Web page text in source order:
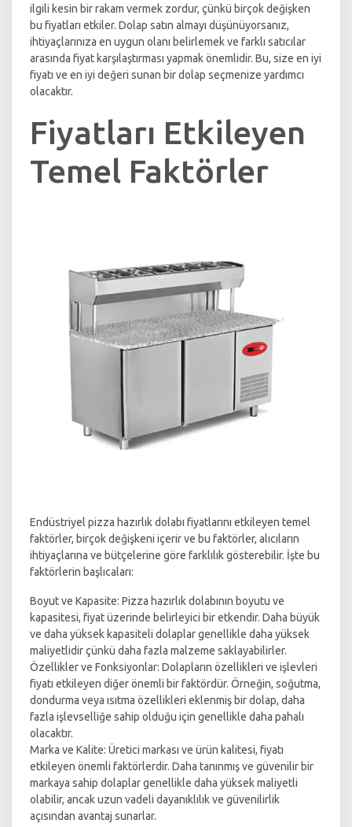
ilgili kesin bir rakam vermek zordur, çünkü birçok değişken
bu fiyatları etkiler. Dolap satın almayı düşünüyorsanız,
ihtiyaçlarınıza en uygun olanı belirlemek ve farklı satıcılar
arasında fiyat karşılaştırması yapmak önemlidir. Bu, size en iyi
fiyatı ve en iyi değeri sunan bir dolap seçmenize yardımcı
olacaktır.
Fiyatları Etkileyen
Temel Faktörler
Endüstriyel pizza hazırlık dolabı fiyatlarını etkileyen temel
faktörler, birçok değişkeni içerir ve bu faktörler, alıcıların
ihtiyaçlarına ve bütçelerine göre farklılık gösterebilir. İşte bu
faktörlerin başlıcaları:
Boyut ve Kapasite: Pizza hazırlık dolabının boyutu ve
kapasitesi, fiyat üzerinde belirleyici bir etkendir. Daha büyük
ve daha yüksek kapasiteli dolaplar genellikle daha yüksek
maliyetlidir çünkü daha fazla malzeme saklayabilirler.
Özellikler ve Fonksiyonlar: Dolapların özellikleri ve işlevleri
fiyatı etkileyen diğer önemli bir faktördür. Örneğin, soğutma,
dondurma veya ısıtma özellikleri eklenmiş bir dolap, daha
fazla işlevselliğe sahip olduğu için genellikle daha pahalı
olacaktır.
Marka ve Kalite: Üretici markası ve ürün kalitesi, fiyatı
etkileyen önemli faktörlerdir. Daha tanınmış ve güvenilir bir
markaya sahip dolaplar genellikle daha yüksek maliyetli
olabilir, ancak uzun vadeli dayanıklılık ve güvenilirlik
açısından avantaj sunarlar.